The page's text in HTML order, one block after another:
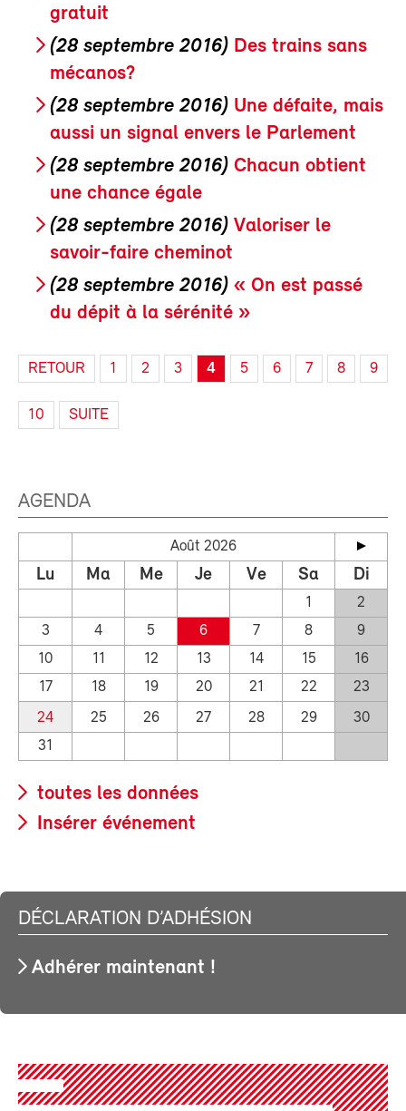
gratuit
(28 septembre 2016) Des trains sans
mécanos?
(28 septembre 2016) Une défaite, mais
aussi un signal envers le Parlement
(28 septembre 2016) Chacun obtient
une chance égale
(28 septembre 2016) Valoriser le
savoir-faire cheminot
(28 septembre 2016) « On est passé
du dépit à la sérénité »
RETOUR 1 2 3 4 5 6 7 8 9
10 SUITE
AGENDA
Août 2026
Lu Ma Me Je Ve Sa Di
1
2
3
4 5 6 7 8
9
10
11 12 13 14 15
16
17
18 19 20 21 22
23
24
25 26 27 28 29
30
31
toutes les données
Insérer événement
DÉCLARATION D’ADHÉSION
Adhérer maintenant !